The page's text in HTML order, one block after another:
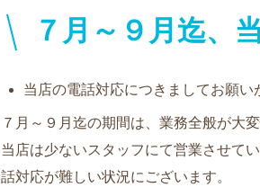
７月～９月迄、
当店の電話対応につきましてお願い
７月～９月迄の期間は、業務全般が大
当店は少ないスタッフにて営業させて
話対応が難しい状況にございます。